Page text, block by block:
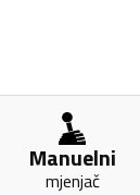
Manuelni
mjenjač